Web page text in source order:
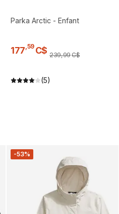
Parka Arctic - Enfant
177,59 C$ 239,99C$
(5)
-53%